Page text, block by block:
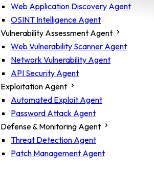
Web Application Discovery Agent
OSINT Intelligence Agent
Vulnerability Assessment Agent
Web Vulnerability Scanner Agent
Network Vulnerability Agent
API Security Agent
Exploitation Agent
Automated Exploit Agent
Password Attack Agent
Defense & Monitoring Agent
Threat Detection Agent
Patch Management Agent